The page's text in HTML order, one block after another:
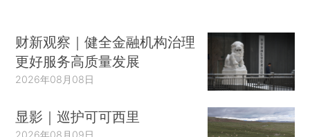
财新观察｜健全金融机构治理
更好服务高质量发展
2026年08月08日
显影｜巡护可可西里
2026年08月09日